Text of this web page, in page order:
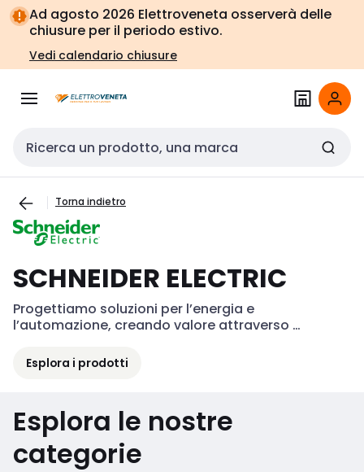
Vai alla
navigazione
Vai
alla
pagina
Ad agosto 2026 Elettroveneta osserverà delle
chiusure per il periodo estivo.
Vedi calendario chiusure
Cerca input
Torna indietro
SCHNEIDER ELECTRIC
Progettiamo soluzioni per l’energia e
l’automazione, creando valore attraverso
Esplora i prodotti
Esplora le nostre
categorie